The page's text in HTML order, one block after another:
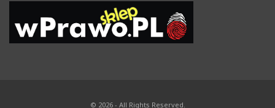
© 2026 - All Rights Reserved.